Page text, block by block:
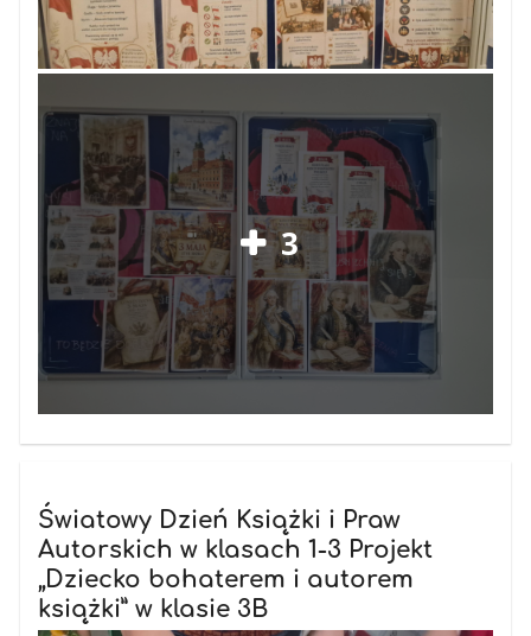
3
Światowy Dzień Książki i Praw
Autorskich w klasach 1-3 Projekt
„Dziecko bohaterem i autorem
książki” w klasie 3B